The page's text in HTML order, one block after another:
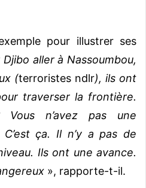
pour illustrer ses
aller à Nassoumbou,
(terroristes ndlr), ils ont
traverser la frontière.
n’avez pas une
ça. Il n’y a pas de
Ils ont une avance.
», rapporte-t-il.